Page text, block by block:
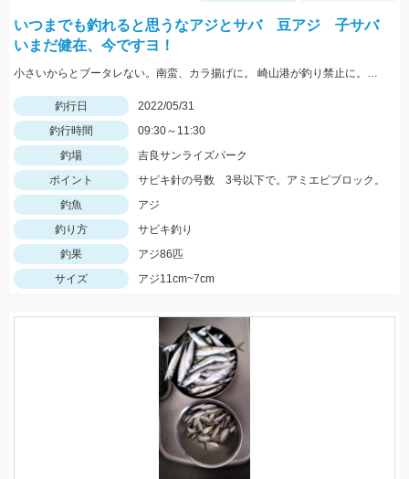
いつまでも釣れると思うなアジとサバ 豆アジ 子サバ
いまだ健在、今ですヨ！
小さいからとブータレない。南蛮、カラ揚げに。 崎山港が釣り禁止に。地元の漁師さんの言、最低限のマナーは守りましょう
釣行日
2022/05/31
釣行時間
09:30～11:30
釣場
吉良サンライズパーク
ポイント
サビキ針の号数 3号以下で。アミエビブロック。
釣魚
アジ
釣り方
サビキ釣り
釣果
アジ86匹
サイズ
アジ11cm~7cm